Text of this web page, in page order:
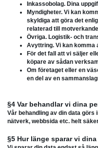
Inkassobolag. Dina
Myndigheter. Vi kan
skyldiga att göra det
relaterad till
Övriga. Logistik- och
Avyttring. Vi kan komma
För det fall att vi säljer
köpare av sådan
Om företaget eller en
en del av en
§4 Var behandlar vi dina
Vår behandling av din data
nätverk, webbsida etc. helt
§5 Hur länge sparar vi